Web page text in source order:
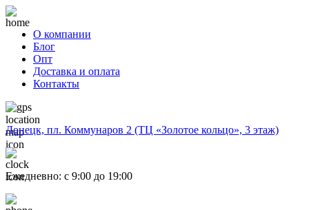
О компании
Блог
Опт
Доставка и оплата
Контакты
Донецк, пл. Коммунаров 2 (ТЦ «Золотое кольцо», 3 этаж)
Ежедневно: с 9:00 до 19:00